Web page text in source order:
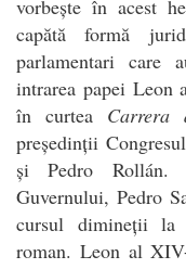
vorbește în acest
capătă formă
parlamentari care
intrarea papei
în curtea Carrera
președinții
și Pedro Rollán.
Guvernului, Pedro
cursul dimineții la
roman. Leon al